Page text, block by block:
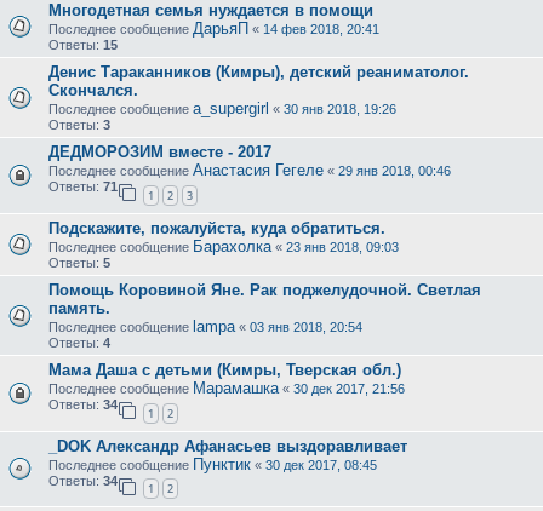
Многодетная семья нуждается в помощи
Последнее сообщение ДарьяП « 14 фев 2018, 20:41
Ответы: 15
Денис Тараканников (Кимры), детский реаниматолог.
Скончался.
Последнее сообщение a_supergirl « 30 янв 2018, 19:26
Ответы: 3
ДЕДМОРОЗИМ вместе - 2017
Последнее сообщение Анастасия Гегеле « 29 янв 2018, 00:46
Ответы: 71
1 2 3
Подскажите, пожалуйста, куда обратиться.
Последнее сообщение Барахолка « 23 янв 2018, 09:03
Ответы: 5
Помощь Коровиной Яне. Рак поджелудочной. Светлая
память.
Последнее сообщение lampa « 03 янв 2018, 20:54
Ответы: 4
Мама Даша с детьми (Кимры, Тверская обл.)
Последнее сообщение Марамашка « 30 дек 2017, 21:56
Ответы: 34
1 2
_DOK Александр Афанасьев выздоравливает
Последнее сообщение Пунктик « 30 дек 2017, 08:45
Ответы: 34
1 2